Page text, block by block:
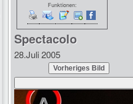
Funktionen:
Spectacolo
28.Juli 2005